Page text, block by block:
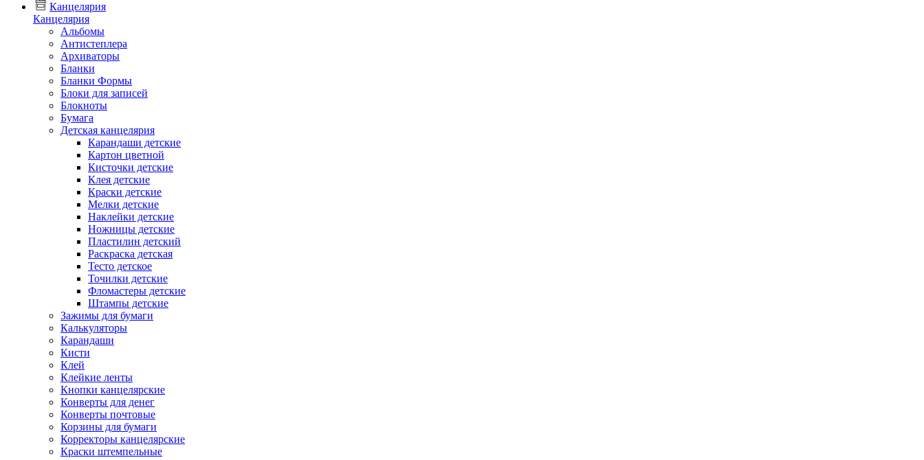
Канцелярия
Канцелярия
Альбомы
Антистеплера
Архиваторы
Бланки
Бланки Формы
Блоки для записей
Блокноты
Бумага
Детская канцелярия
Карандаши детские
Картон цветной
Кисточки детские
Клея детские
Краски детские
Мелки детские
Наклейки детские
Ножницы детские
Пластилин детский
Раскраска детская
Тесто детское
Точилки детские
Фломастеры детские
Штампы детские
Зажимы для бумаги
Калькуляторы
Карандаши
Кисти
Клей
Клейкие ленты
Кнопки канцелярские
Конверты для денег
Конверты почтовые
Корзины для бумаги
Корректоры канцелярские
Краски штемпельные